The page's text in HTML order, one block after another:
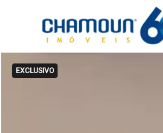
EXCLUSIVO